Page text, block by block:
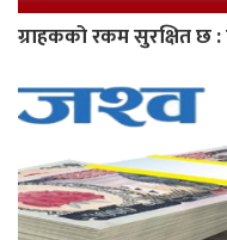
ग्राहकको रकम सुरक्षित छ